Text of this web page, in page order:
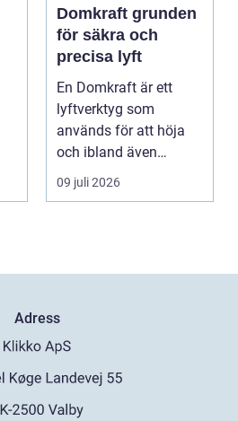
Domkraft grunden
för säkra och
precisa lyft
En Domkraft är ett
lyftverktyg som
används för att höja
och ibland även
positionera tunga
objekt, so...
09 juli 2026
Adress